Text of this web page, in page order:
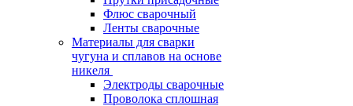
Флюс сварочный
Ленты сварочные
Материалы для сварки
чугуна и сплавов на основе
никеля
Электроды сварочные
Проволока сплошная